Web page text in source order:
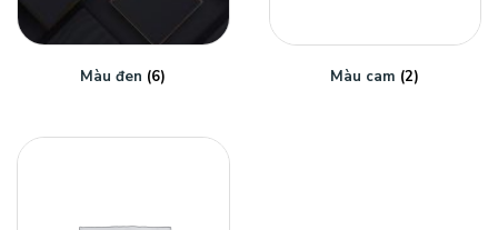
Màu đen (6) Màu cam (2)